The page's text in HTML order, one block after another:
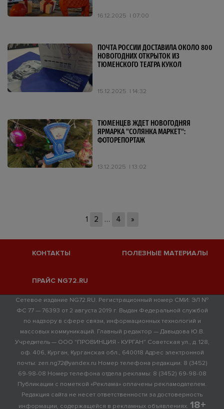
16.12.2025 07:00
ПОЧТА РОССИИ ДОСТАВИЛА ОКОЛО 800
НОВОГОДНИХ ОТКРЫТОК ИЗ
ТЮМЕНСКОГО ТЕАТРА КУКОЛ
15.12.2025 14:32
ТЮМЕНЦЕВ ЖДЕТ НОВОГОДНЯЯ
ЯРМАРКА "СОЛЯНКА МАРКЕТ":
ФОТОРЕПОРТАЖ
13.12.2025 13:02
1 2 … 4 »
КОНТАКТЫ ПОЛЕЗНЫЕ МАТЕРИАЛЫ
ПРАЙС NG72.RU
Сетевое издание NG72.RU. Регистрационный номер СМИ: ЭЛ №
ФС 77 — 76393 от 2 августа 2019 г. Выдан Федеральной службой
по надзору в сфере связи, информационных технологий и
массовых коммуникаций. Главный редактор — Давыдова Ю.В.
Учредитель — ООО "ПРОВИНЦИЯ - КУРГАН" Советская ул., д. 128,
оф. 406, Курган, Курганская обл., 640018 Адрес электронной
почты: zen.ng72@yandex.ru Номер телефона редакции: 8 (3452)
69-98-08 Номер телефона отдела рекламы: 8 (3452) 69-98-08
Публикации с пометкой «Реклама» оплачены рекламодателем.
Редакция сайта не несет ответственности за достоверность
информации, содержащейся в рекламных объявлениях. 18+